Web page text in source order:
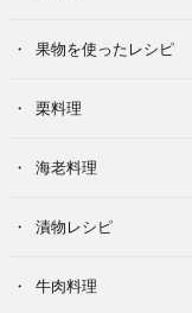
果物を使ったレシピ
栗料理
海老料理
漬物レシピ
牛肉料理